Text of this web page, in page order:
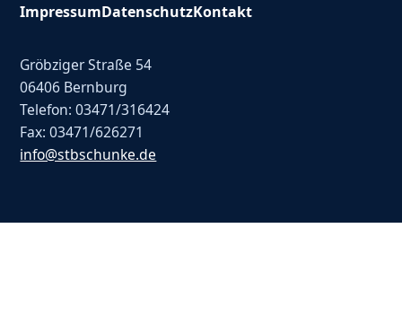
ImpressumDatenschutzKontakt
Gröbziger Straße 54
06406 Bernburg
Telefon: 03471/316424
Fax: 03471/626271
info@stbschunke.de